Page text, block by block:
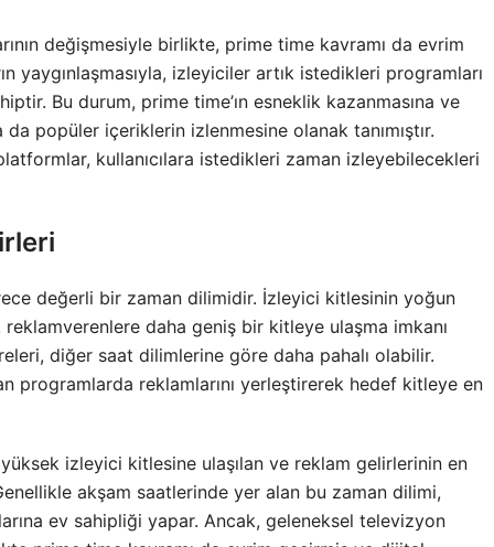
değişmesiyle birlikte, prime time kavramı da evrim
yaygınlaşmasıyla, izleyiciler artık istedikleri programları
Bu durum, prime time’ın esneklik kazanmasına ve
popüler içeriklerin izlenmesine olanak tanımıştır.
kullanıcılara istedikleri zaman izleyebilecekleri
değerli bir zaman dilimidir. İzleyici kitlesinin yoğun
daha geniş bir kitleye ulaşma imkanı
diğer saat dilimlerine göre daha pahalı olabilir.
programlarda reklamlarını yerleştirerek hedef kitleye en
yüksek izleyici kitlesine ulaşılan ve reklam gelirlerinin en
akşam saatlerinde yer alan bu zaman dilimi,
ev sahipliği yapar. Ancak, geleneksel televizyon